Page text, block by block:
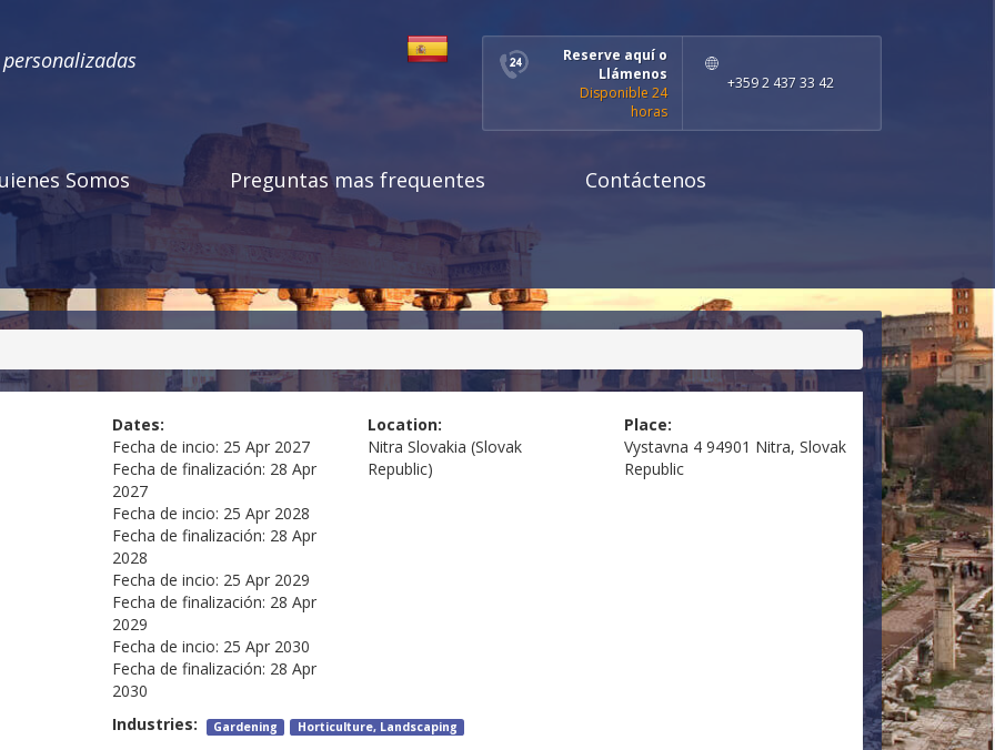
Reserve aquí o
Llámenos
Disponible 24
horas
+359 2 437 33 42
Somos Preguntas mas frequentes Contáctenos
Dates:
Fecha de incio: 25 Apr 2027
Fecha de finalización: 28 Apr
2027
Fecha de incio: 25 Apr 2028
Fecha de finalización: 28 Apr
2028
Fecha de incio: 25 Apr 2029
Fecha de finalización: 28 Apr
2029
Fecha de incio: 25 Apr 2030
Fecha de finalización: 28 Apr
2030
Location:
Nitra Slovakia (Slovak
Republic)
Place:
Vystavna 4 94901 Nitra, Slovak
Republic
Industries: Gardening Horticulture, Landscaping